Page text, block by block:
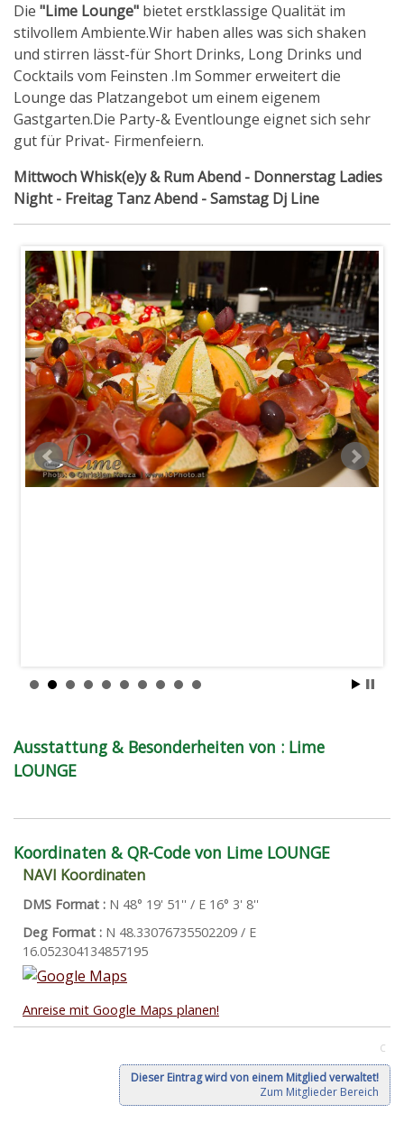
Die "Lime Lounge" bietet erstklassige Qualität im
stilvollem Ambiente.Wir haben alles was sich shaken
und stirren lässt-für Short Drinks, Long Drinks und
Cocktails vom Feinsten .Im Sommer erweitert die
Lounge das Platzangebot um einem eigenem
Gastgarten.Die Party-& Eventlounge eignet sich sehr
gut für Privat- Firmenfeiern.
Mittwoch Whisk(e)y & Rum Abend - Donnerstag Ladies
Night - Freitag Tanz Abend - Samstag Dj Line
Ausstattung & Besonderheiten von : Lime
LOUNGE
Koordinaten & QR-Code von Lime LOUNGE
NAVI Koordinaten
DMS Format : N 48° 19' 51'' / E 16° 3' 8''
Deg Format : N 48.33076735502209 / E
16.052304134857195
Anreise mit Google Maps planen!
C
Dieser Eintrag wird von einem Mitglied verwaltet!
Zum Mitglieder Bereich